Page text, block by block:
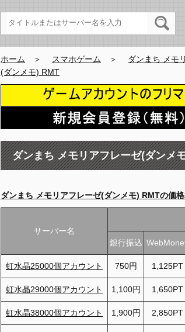
ホーム ＞ スマホゲーム ＞ ダンまち メモ
(ダンメモ) RMT
ダンまち メモリアフレーゼ(ダンメ
ダンまち メモリアフレーゼ(ダンメモ) RMTの価
サーバー名
銀行振込
虹水晶25000個アカウント 750円 1,125PT
虹水晶29000個アカウント 1,100円 1,650PT
虹水晶38000個アカウント 1,900円 2,850PT